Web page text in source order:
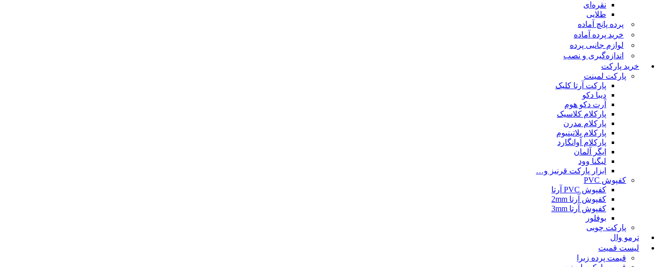
نقره‌ای
طلایی
پرده پانچ آماده
خرید پرده آماده
لوازم جانبی پرده
اندازه‌گیری و نصب
خرید پارکت
پارکت لمینت
پارکت آرتا کلیک
دیبا دکو
آرت دکو هوم
پارکلام کلاسیک
پارکلام مدرن
پارکلام پلاتینیوم
پارکلام آوانگارد
ایگر آلمان
لیگنا وود
ابزار پارکت قرنیز و…
کفپوش PVC
کفپوش PVC آرتا
کفپوش آرتا 2mm
کفپوش آرتا 3mm
بوفلور
پارکت چوبی
ترمو وال
لیست قمیت
قیمت پرده زبرا